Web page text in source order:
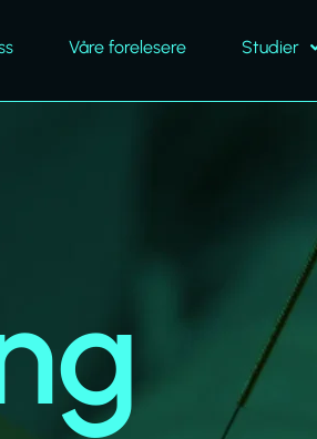
Våre forelesere Studier